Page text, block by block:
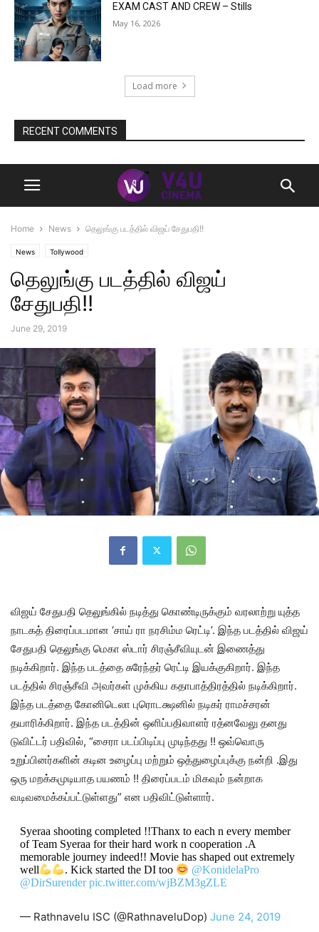
EXAM CAST AND CREW – Stills
May 16, 2026
Load more
RECENT COMMENTS